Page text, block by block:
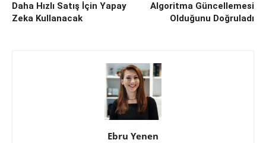
Daha Hızlı Satış İçin Yapay
Zeka Kullanacak
Algoritma Güncellemesi
Olduğunu Doğruladı
Ebru Yenen